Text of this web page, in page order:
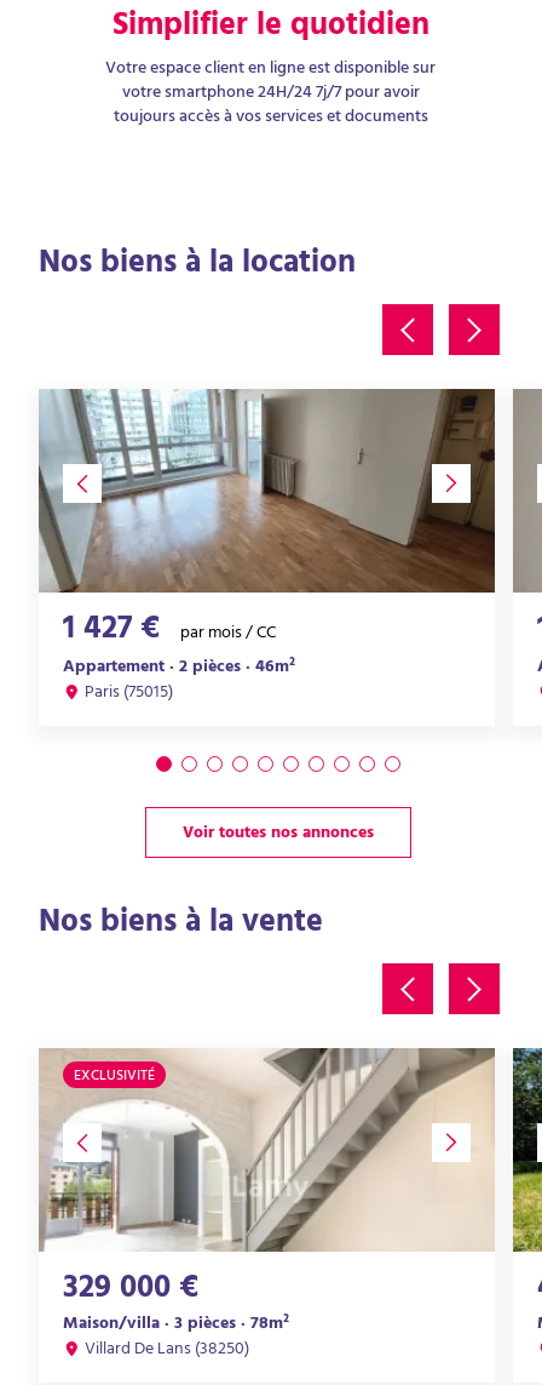
Simplifier le quotidien
Votre espace client en ligne est disponible sur
votre smartphone 24H/24 7j/7 pour avoir
toujours accès à vos services et documents
Nos biens à la location
1 427 €
par mois / CC
Appartement · 2 pièces · 46m²
Paris (75015)
Voir toutes nos annonces
Nos biens à la vente
EXCLUSIVITÉ
329 000 €
Maison/villa · 3 pièces · 78m²
Villard De Lans (38250)